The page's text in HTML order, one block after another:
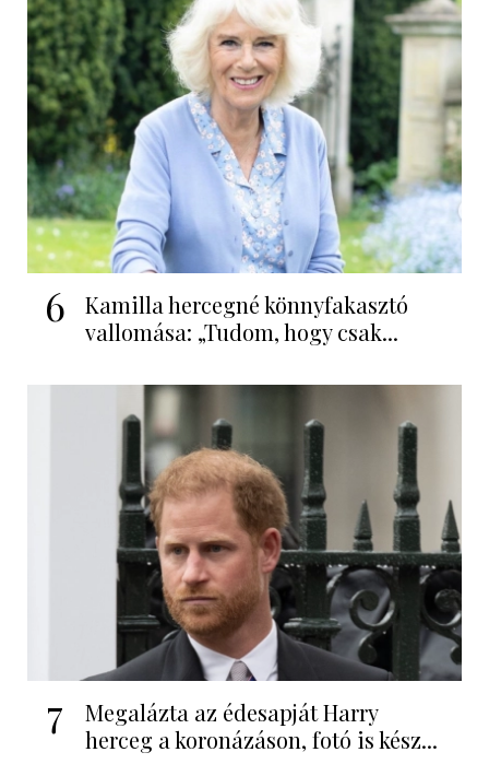
6
Kamilla hercegné könnyfakasztó
vallomása: „Tudom, hogy csak...
7
Megalázta az édesapját Harry
herceg a koronázáson, fotó is kész...